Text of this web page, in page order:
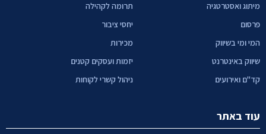
מיתוג ואסטרטגיה
פרסום
המי ומי בשיווק
שיווק באינטרנט
קד"ם ואירועים
תרומה לקהילה
יחסי ציבור
מכירות
יזמות ועסקים קטנים
ניהול קשרי לקוחות
עוד באתר